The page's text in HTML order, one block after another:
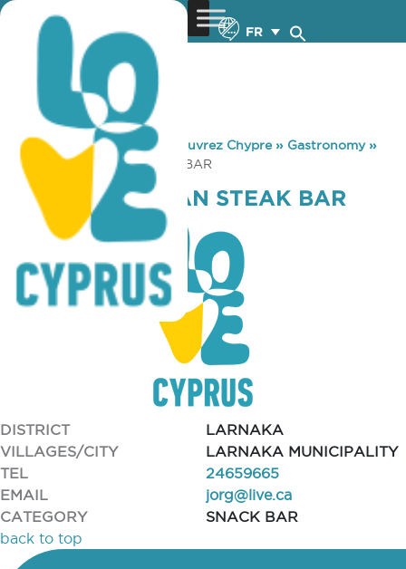
FR
You are here: Home »Découvrez Chypre» Gastronomy»
JEMMS AMERICAN STEAK BAR
JEMMS AMERICAN STEAK BAR
DISTRICT
LARNAKA
VILLAGES/CITY
LARNAKA MUNICIPALITY
TEL
24659665
EMAIL
jorg@live.ca
CATEGORY
SNACK BAR
back to top